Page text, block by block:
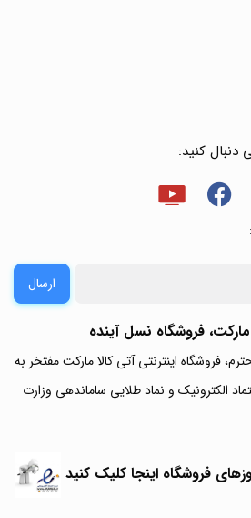
دنبال کنید:
ارسال
مارکت، فروشگاه نسل آینده
فروشگاه اینترنتی آتی کالا مارکت مفتخر به
الکترونیک و نماد طلایی ساماندهی وزارت
فروشگاه اینجا کلیک کنید